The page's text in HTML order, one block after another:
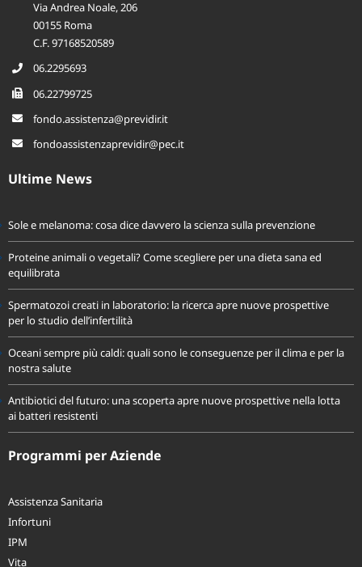
Sede legale:
Via Andrea Noale, 206
00155 Roma
C.F. 97168520589
06.2295693
06.22799725
fondo.assistenza@previdir.it
Sole e melanoma: cosa dice davvero la scienza sulla prevenzione
Proteine animali o vegetali? Come scegliere per una dieta sana ed
equilibrata
Spermatozoi creati in laboratorio: la ricerca apre nuove prospettive
per lo studio dell’infertilità
Oceani sempre più caldi: quali sono le conseguenze per il clima e per la
nostra salute
Antibiotici del futuro: una scoperta apre nuove prospettive nella lotta
ai batteri resistenti
Assistenza Sanitaria
Infortuni
IPM